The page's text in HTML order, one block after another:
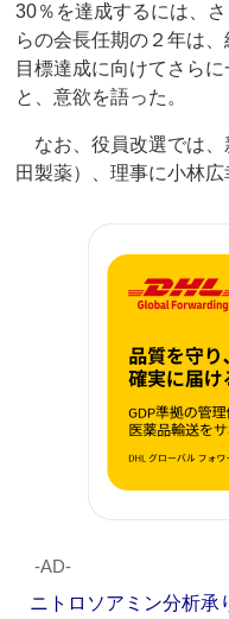
30％を達成するには、
らの会長任期の２年は
目標達成に向けてさら
と、意欲を語った。
なお、役員改選では、
田製薬）、理事に小林
‐AD‐
ニトロソアミン分析